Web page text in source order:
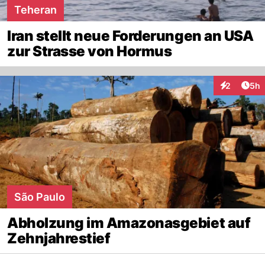
Teheran
Iran stellt neue Forderungen an USA
zur Strasse von Hormus
2 5h
São Paulo
Abholzung im Amazonasgebiet auf
Zehnjahrestief